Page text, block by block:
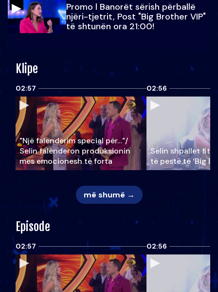
Promo l Banorët sërish përballë
njëri-tjetrit, Post "Big Brother VIP"
të shtunën ora 21:00!
Klipe
02:57
"Një falenderim special për…"/
Selin falënderon produksionin
mes emocionesh të forta
02:56
Selin shpallet
të pestë të ‘Big
më shumë →
Episode
02:57 02:56